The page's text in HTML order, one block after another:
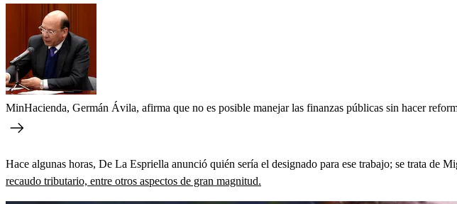
MinHacienda, Germán Ávila, afirma que no es posible manejar las finanzas públicas sin hacer
Hace algunas horas, De La Espriella anunció quién sería el designado para ese trabajo; se trata de
recaudo tributario, entre otros aspectos de gran magnitud.